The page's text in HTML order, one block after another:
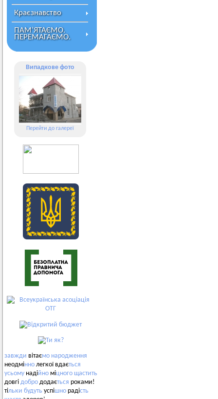
Краєзнавство
ПАМ’ЯТАЄМО.
ПЕРЕМАГАЄМО.
Випадкове фото
Перейти до галереї
завжди вітаємо народження
неодмінно легкої вдається
усьому надійно міцного щастить
довгі добро додається роками!
тільки будуть успішно радість